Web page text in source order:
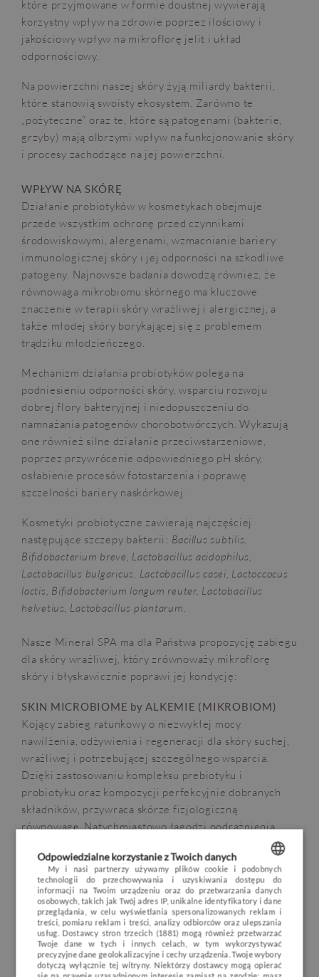
OPINIE BLOG POGODA VOUCHER
POKOJE I PAKIETY
DLA DZIECI
MINERAL SPA
RESTAURACJA
NATURE & ACTIVE
które przyjmowane w formie doustnej wywierają
korzystny wpływ na zdrowie poprzez ilościowy i
jakościowy wpływ na mikroflorę jelit i układ
odpornościowy.
Na powierzchni naszej skóry żyją miliardy bakterii,
które stanowią swoisty ekosystem. Zarówno te
„pożyteczne” oraz te, które są patogenami (bakterie,
grzyby) mają olbrzymi wpływ na funkcjonowanie skóry
i procesy zachodzące na jej powierzchni.
WPŁYW NA SKÓRĘ
Działanie probiotyków w kosmetykach obejmuje
przede wszystkim ochronę przed czynnikami
środowiskowymi, alergenami, wzmacnianie bariery
immunologicznej skóry i jej odporności na szkodliwe
patogeny. Najnowsze badania dowodzą również, że
równowaga mikrobiomu skórnego ma kluczowe
znaczenie w terapii skóry wrażliwej i alergicznej, a
także młodej skóry borykającej się z problemem
trądziku młodzieńczego.
Mechanizm działania probiotyków polega na
podniesieniu odporności skóry, wsparciu rozwoju
dobrej flory bakteryjnej i niedopuszczeniu do
namnażania patogenów chorobotwórczych. Wykazują
one również silne działanie przeciwstarzeniowe,
poprzez przywrócenie odpowiedniego pH skóry,
osłabienie procesów fotostarzenia i poprawę
szczelności bariery naskórkowej.
Kosmetyki probiotyczne zawierają najczęściej
następujące szczepy bakterii: Bacillus subtilis,
Bifidobacterium breve, Lactobacillus acidophilus,
Lactobacillus bulgaricus, Lactobacillus casei, Lactoccocus
lactis, Bifidobacterium longum reuter, Lactobacillus
helvetius, Lactobacillus plantarum.
Nasze Mineral SPA ma dla Państwa propozycję zabiegu
dla skóry wrażliwej, który zrównoważy mikroflorę
skóry i błyskawicznie poprawi jej kondycję:
SKIN MICROBIOME by ALKEMIE (MIKROBIOM)
Kojący zabieg ratunkowy o niezwykłej mocy
nawilżenia, odżywienia i regeneracji dla skóry suchej,
wrażliwej i potrzebującej szczególnego wsparcia.
Dzięki zastosowaniu kompleksu prebiotyku i
probiotyku oraz kompozycji perfekcyjnie dobranych
składników, przywraca skórze fizjologiczną
równowagę̨. Natychmiastowo łagodzi podrażnienia,
wzmacnia naturalne mechanizmy obronne i odporność́
skóry, zapewnia komfort i długotrwałe nawilżenie.
Składniki aktywne: kompleks prebiotyku i probiotyku,
wyciąg z korzenia yakon, kompleks siedmiu ziół,
wyciągi z tasmańskiego pieprzu i złotych alg, komórki
macierzyste z zielonej marchwi, jedwab z owsa, syrop
kukurydziany, biolipidy masła Shea, luksusowe oleje:
POLISH
ENGLISH
GERMAN
CZECH
Odpowiedzialne korzystanie z Twoich danych
My i nasi partnerzy używamy plików cookie i podobnych
technologii do przechowywania i uzyskiwania dostępu do
informacji na Twoim urządzeniu oraz do przetwarzania danych
osobowych, takich jak Twój adres IP, unikalne identyfikatory i dane
przeglądania, w celu wyświetlania spersonalizowanych reklam i
treści, pomiaru reklam i treści, analizy odbiorców oraz ulepszania
usług. Dostawcy stron trzecich (1881)mogą również przetwarzać
Twoje dane w tych i innych celach, w tym wykorzystywać
precyzyjne dane geolokalizacyjne i cechy urządzenia. Twoje wybory
dotyczą wyłącznie tej witryny. Niektórzy dostawcy mogą opierać